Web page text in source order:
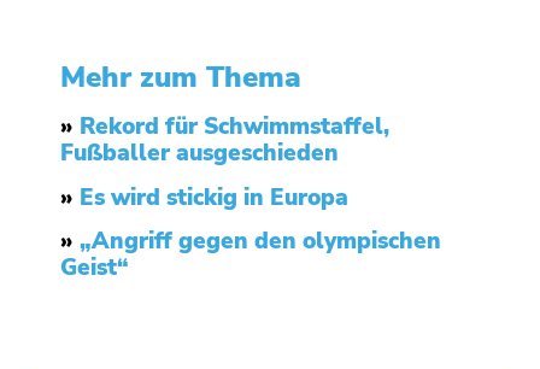
Mehr zum Thema
» Rekord für Schwimmstaffel,
Fußballer ausgeschieden
» Es wird stickig in Europa
» „Angriff gegen den olympischen
Geist“